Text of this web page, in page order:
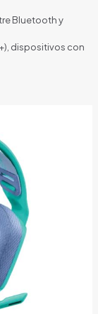
Bluetooth y
dispositivos con